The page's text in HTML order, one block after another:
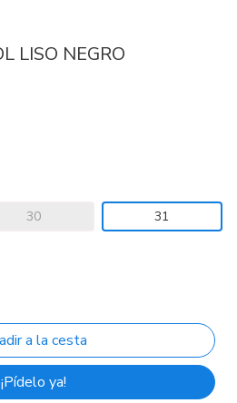
LISO NEGRO
30 31
¡Pídelo ya!